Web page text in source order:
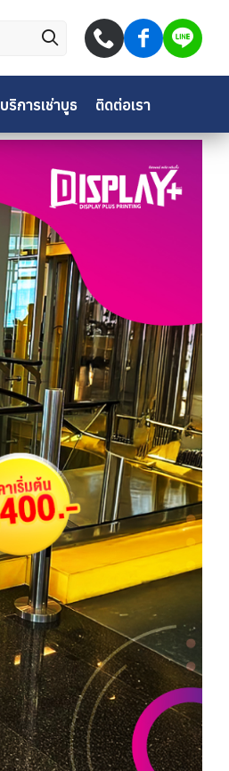
บริการเช่าบูธ ติดต่อเรา